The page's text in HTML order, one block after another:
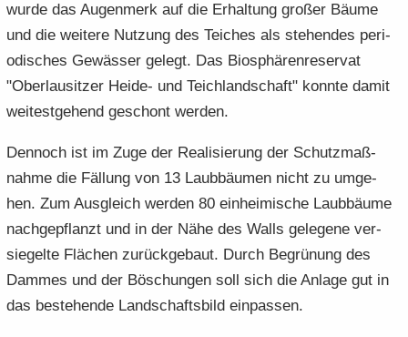
wurde das Au­gen­merk auf die Er­hal­tung gro­ßer Bäume
und die wei­te­re Nut­zung des Tei­ches als ste­hen­des pe­ri­
odi­sches Ge­wäs­ser ge­legt. Das Bio­sphä­ren­re­ser­vat
"Ober­lau­sit­zer Heide-​ und Teich­land­schaft" konn­te damit
wei­test­ge­hend ge­schont wer­den.
Den­noch ist im Zuge der Rea­li­sie­rung der Schutz­maß­
nah­me die Fäl­lung von 13 Laub­bäu­men nicht zu um­ge­
hen. Zum Aus­gleich wer­den 80 ein­hei­mi­sche Laub­bäu­me
nach­ge­pflanzt und in der Nähe des Walls ge­le­ge­ne ver­
sie­gel­te Flä­chen zu­rück­ge­baut. Durch Be­grü­nung des
Dam­mes und der Bö­schun­gen soll sich die An­la­ge gut in
das be­stehen­de Land­schafts­bild ein­pas­sen.